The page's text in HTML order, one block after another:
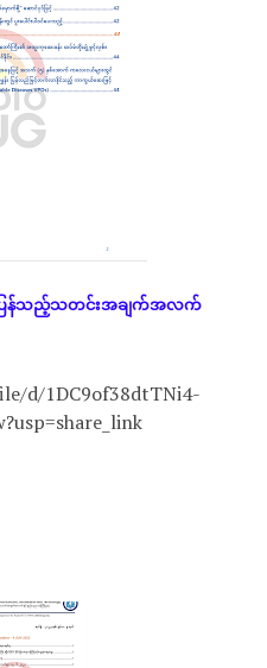
န်သည့်သတင်းအချက်အလက်
d/1DC9of38dtTNi4-